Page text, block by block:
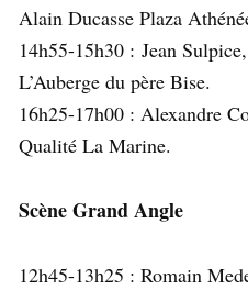
Alain Ducasse Plaza
14h55-15h30 : Jean
L’Auberge du père Bise.
16h25-17h00 : Alexandre
Qualité La Marine.
Scène Grand Angle
12h45-13h25 : Romain